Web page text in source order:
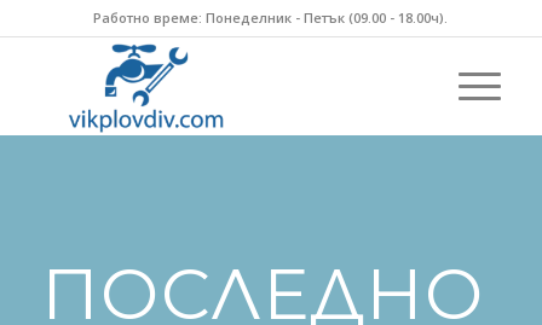
Работно време: Понеделник - Петък (09.00 - 18.00ч).
ПОСЛЕДНО